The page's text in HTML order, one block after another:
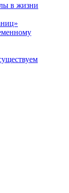
в жизни